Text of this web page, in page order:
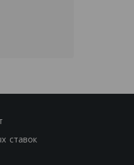
ставок